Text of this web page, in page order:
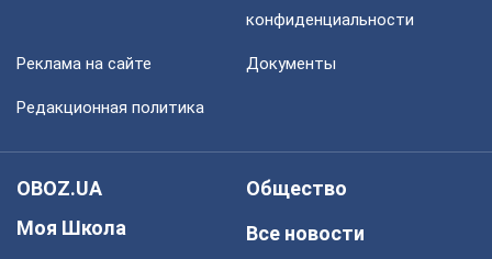
конфиденциальности
Реклама на сайте Документы
Редакционная политика
OBOZ.UA
Моя Школа
Общество
Все новости